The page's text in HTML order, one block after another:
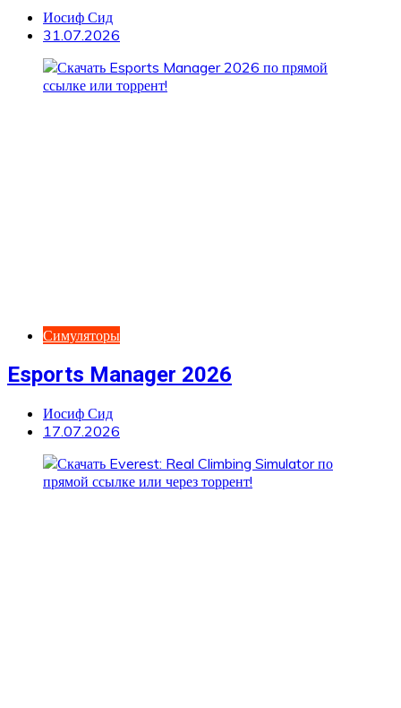
Иосиф Сид
31.07.2026
Симуляторы
Esports Manager 2026
Иосиф Сид
17.07.2026